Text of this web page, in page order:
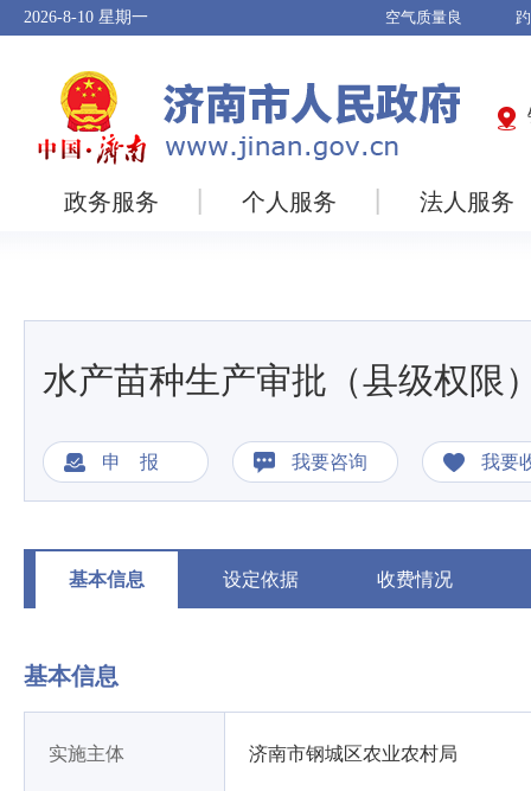
2026-8-10 星期一
政务服务 个人服务 法人服务
水产苗种生产审批（县级权限
申 报 我要咨询 我要
基本信息 设定依据 收费情况
基本信息
实施主体 济南市钢城区农业农村局